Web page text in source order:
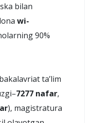
bilan
wi-
90%
ta’lim
7277 nafar,
), magistratura